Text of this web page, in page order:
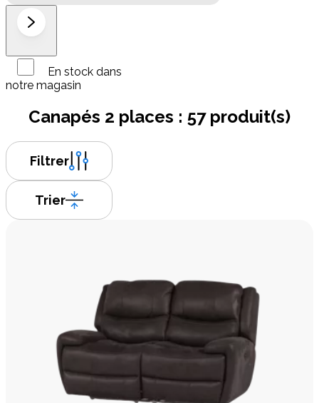
En stock dans
notre magasin
Canapés 2 places : 57 produit(s)
Filtrer
Trier